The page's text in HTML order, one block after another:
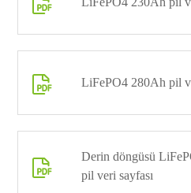
 LiFePO4 280Ah pil

Derin döngüsü
pil veri sayfası